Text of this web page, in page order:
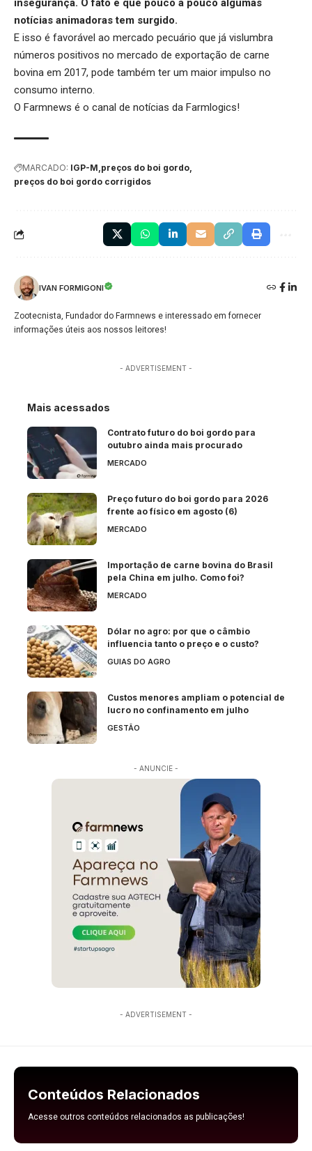
insegurança. O fato é que pouco a pouco algumas
notícias animadoras tem surgido.
E isso é favorável ao mercado pecuário que já vislumbra
números positivos no mercado de exportação de carne
bovina em 2017, pode também ter um maior impulso no
consumo interno.
O Farmnews é o canal de notícias da Farmlogics!
MARCADO: IGP-M preços do boi gordo
preços do boi gordo corrigidos
IVAN FORMIGONI
Zootecnista, Fundador do Farmnews e interessado em fornecer
informações úteis aos nossos leitores!
- ADVERTISEMENT -
Mais acessados
Contrato futuro do boi gordo para
outubro ainda mais procurado
MERCADO
Preço futuro do boi gordo para 2026
frente ao físico em agosto (6)
MERCADO
Importação de carne bovina do Brasil
pela China em julho. Como foi?
MERCADO
Dólar no agro: por que o câmbio
influencia tanto o preço e o custo?
GUIAS DO AGRO
Custos menores ampliam o potencial de
lucro no confinamento em julho
GESTÃO
- ANUNCIE -
- ADVERTISEMENT -
Conteúdos Relacionados
Acesse outros conteúdos relacionados as publicações!